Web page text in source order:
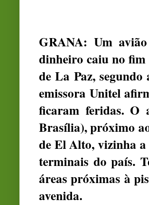
GRANA: Um
dinheiro caiu no fim
de La Paz,
emissora Unitel
ficaram feridas. O
Brasília), próximo
de El Alto, vizinha
terminais do país.
áreas próximas à
avenida.